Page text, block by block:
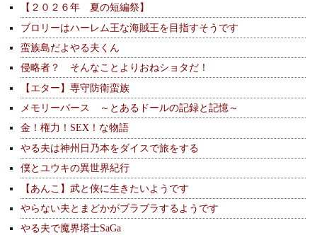
【２０２６年 夏の短編祭】
ブロリーはハーレム王な海賊王を目指すそうです
蛮族島だよやる夫くん
侵略者？ そんなことよりおねショタだ！
【エター】専守防衛蛮族
メモリーバース ～とあるドールの記録と記憶～
金！権力！SEX！な物語
やる夫は神州日乃本をダイスで旅をする
僕とユウキの異世界紀行
【あんこ】武と侠に生きたいようです
やらない夫とまどかがブラブラするようです
やる夫で魔界塔士SaGa